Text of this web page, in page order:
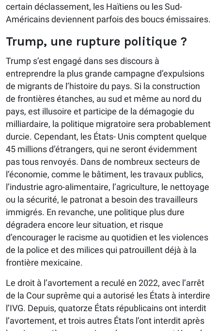
certain déclassement, les Haïtiens ou les Sud-
Américains deviennent parfois des boucs émissaires.
Trump, une rupture politique ?
Trump s’est engagé dans ses discours à
entreprendre la plus grande campagne d’expulsions
de migrants de l’histoire du pays. Si la construction
de frontières étanches, au sud et même au nord du
pays, est illusoire et participe de la démagogie du
milliardaire, la politique migratoire sera probablement
durcie. Cependant, les États- Unis comptent quelque
45 millions d’étrangers, qui ne seront évidemment
pas tous renvoyés. Dans de nombreux secteurs de
l’économie, comme le bâtiment, les travaux publics,
l’industrie agro-alimentaire, l’agriculture, le nettoyage
ou la sécurité, le patronat a besoin des travailleurs
immigrés. En revanche, une politique plus dure
dégradera encore leur situation, et risque
d’encourager le racisme au quotidien et les violences
de la police et des milices qui patrouillent déjà à la
frontière mexicaine.
Le droit à l’avortement a reculé en 2022, avec l’arrêt
de la Cour suprême qui a autorisé les États à interdire
l’IVG. Depuis, quatorze États républicains ont interdit
l’avortement, et trois autres États l’ont interdit après